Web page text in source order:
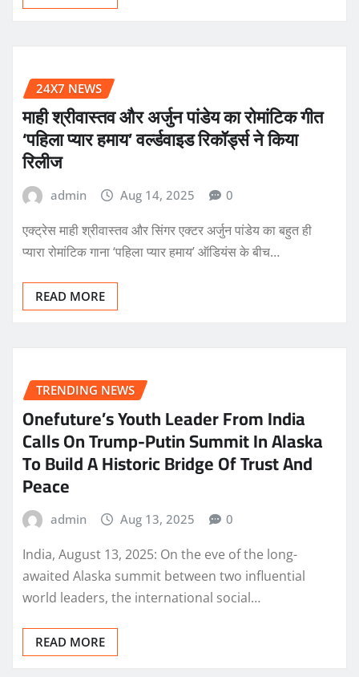
24X7 NEWS
माही श्रीवास्तव और अर्जुन पांडेय का रोमांटिक गीत
‘पहिला प्यार हमाय’ वर्ल्डवाइड रिकॉर्ड्स ने किया
रिलीज
admin Aug 14, 2025 0
एक्ट्रेस माही श्रीवास्तव और सिंगर एक्टर अर्जुन पांडेय का बहुत ही
प्यारा रोमांटिक गाना ‘पहिला प्यार हमाय’ ऑडियंस के बीच…
READ MORE
TRENDING NEWS
Onefuture’s Youth Leader From India
Calls On Trump-Putin Summit In Alaska
To Build A Historic Bridge Of Trust And
Peace
admin Aug 13, 2025 0
India, August 13, 2025: On the eve of the long-
awaited Alaska summit between two influential
world leaders, the international social…
READ MORE